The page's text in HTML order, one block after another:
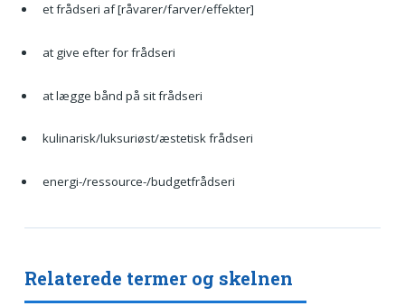
et frådseri af [råvarer/farver/effekter]
at give efter for frådseri
at lægge bånd på sit frådseri
kulinarisk/luksuriøst/æstetisk frådseri
energi-/ressource-/budgetfrådseri
Relaterede termer og skelnen